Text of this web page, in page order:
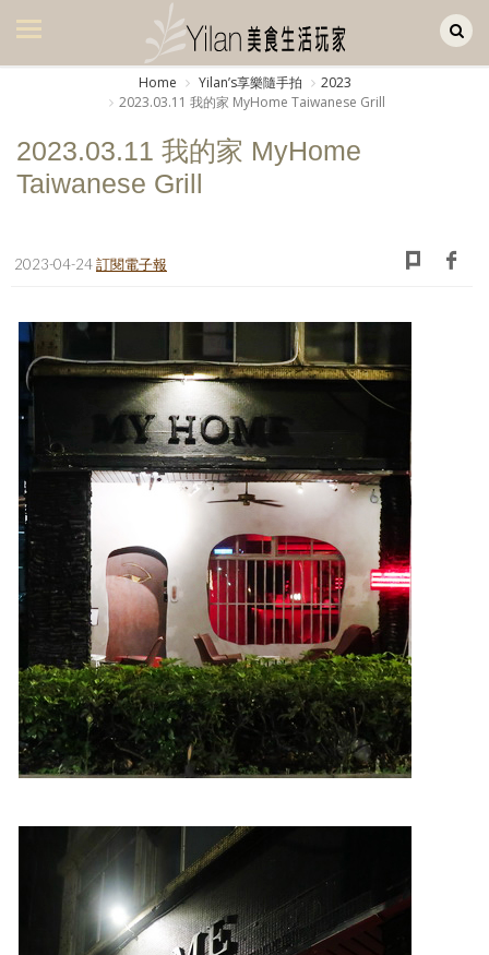
美食集
廚房集
旅遊集
書房集
日記簿
享樂隨手拍
影音區
創意出版服務
關於Yilan
個人著作
活動實況記錄
媒體報導一覽
合作與代言
Home Yilanʼs享樂隨手拍
2023
2023.03.11 我的家 MyHome Taiwanese Grill
2023.03.11 我的家 MyHome
Taiwanese Grill
2023-04-24訂閱電子報